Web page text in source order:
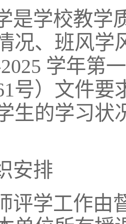
是学校教学
况、班风学
学年第
61号）文件
生的学习状
安排
评学工作由